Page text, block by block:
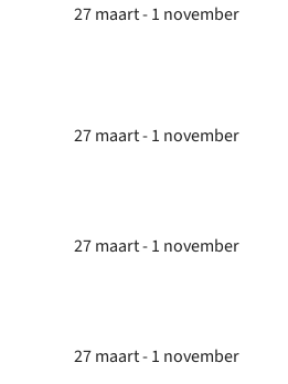
27 maart - 1 november
27 maart - 1 november
27 maart - 1 november
27 maart - 1 november